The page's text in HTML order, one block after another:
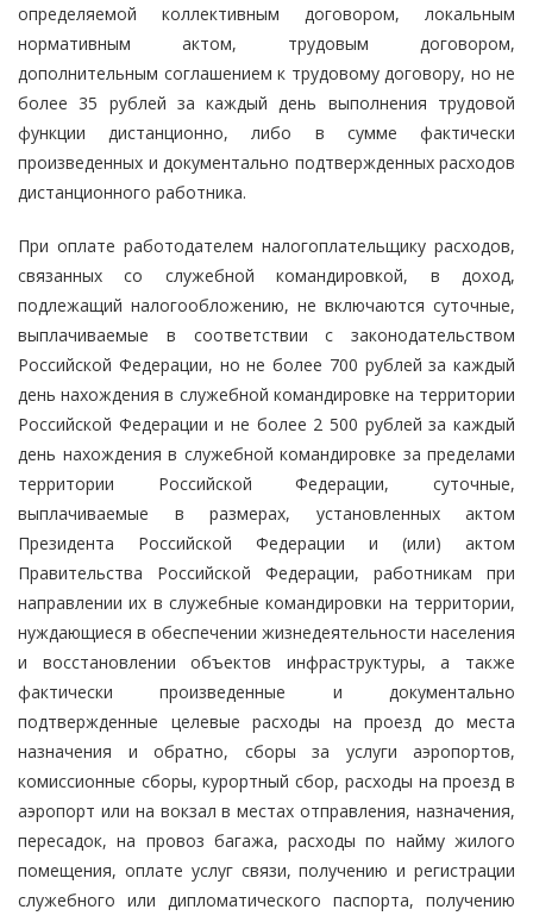
определяемой коллективным договором, локальным
нормативным актом, трудовым договором,
дополнительным соглашением к трудовому договору, но не
более 35 рублей за каждый день выполнения трудовой
функции дистанционно, либо в сумме фактически
произведенных и документально подтвержденных расходов
дистанционного работника.
При оплате работодателем налогоплательщику расходов,
связанных со служебной командировкой, в доход,
подлежащий налогообложению, не включаются суточные,
выплачиваемые в соответствии с законодательством
Российской Федерации, но не более 700 рублей за каждый
день нахождения в служебной командировке на территории
Российской Федерации и не более 2 500 рублей за каждый
день нахождения в служебной командировке за пределами
территории Российской Федерации, суточные,
выплачиваемые в размерах, установленных актом
Президента Российской Федерации и (или) актом
Правительства Российской Федерации, работникам при
направлении их в служебные командировки на территории,
нуждающиеся в обеспечении жизнедеятельности населения
и восстановлении объектов инфраструктуры, а также
фактически произведенные и документально
подтвержденные целевые расходы на проезд до места
назначения и обратно, сборы за услуги аэропортов,
комиссионные сборы, курортный сбор, расходы на проезд в
аэропорт или на вокзал в местах отправления, назначения,
пересадок, на провоз багажа, расходы по найму жилого
помещения, оплате услуг связи, получению и регистрации
служебного или дипломатического паспорта, получению